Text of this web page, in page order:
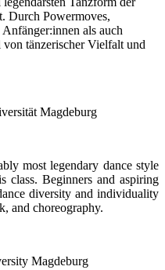
Durch Powermoves,
als auch
tänzerischer Vielfalt und
Magdeburg
most legendary dance style
class. Beginners and aspiring
diversity and individuality
and choreography.
Magdeburg